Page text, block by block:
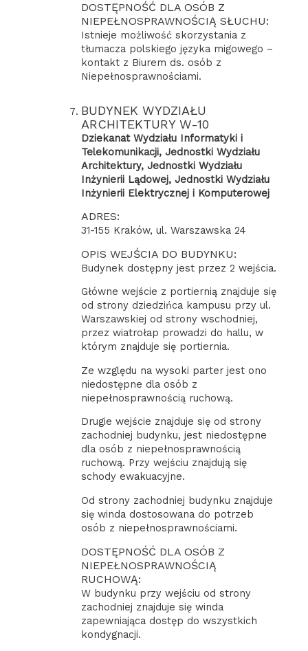
DOSTĘPNOŚĆ DLA OSÓB Z
NIEPEŁNOSPRAWNOŚCIĄ SŁUCHU:
Istnieje możliwość skorzystania z
tłumacza polskiego języka migowego –
kontakt z Biurem ds. osób z
Niepełnosprawnościami.
BUDYNEK WYDZIAŁU
ARCHITEKTURY W-10
Dziekanat Wydziału Informatyki i
Telekomunikacji, Jednostki Wydziału
Architektury, Jednostki Wydziału
Inżynierii Lądowej, Jednostki Wydziału
Inżynierii Elektrycznej i Komputerowej
ADRES:
31-155 Kraków, ul. Warszawska 24
OPIS WEJŚCIA DO BUDYNKU:
Budynek dostępny jest przez 2 wejścia.
Główne wejście z portiernią znajduje się
od strony dziedzińca kampusu przy ul.
Warszawskiej od strony wschodniej,
przez wiatrołap prowadzi do hallu, w
którym znajduje się portiernia.
Ze względu na wysoki parter jest ono
niedostępne dla osób z
niepełnosprawnością ruchową.
Drugie wejście znajduje się od strony
zachodniej budynku, jest niedostępne
dla osób z niepełnosprawnością
ruchową. Przy wejściu znajdują się
schody ewakuacyjne.
Od strony zachodniej budynku znajduje
się winda dostosowana do potrzeb
osób z niepełnosprawnościami.
DOSTĘPNOŚĆ DLA OSÓB Z
NIEPEŁNOSPRAWNOŚCIĄ
RUCHOWĄ:
W budynku przy wejściu od strony
zachodniej znajduje się winda
zapewniająca dostęp do wszystkich
kondygnacji.